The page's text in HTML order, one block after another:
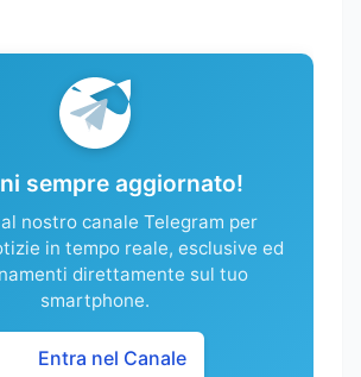
sempre aggiornato!
nostro canale Telegram per
in tempo reale, esclusive ed
direttamente sul tuo
smartphone.
Entra nel Canale